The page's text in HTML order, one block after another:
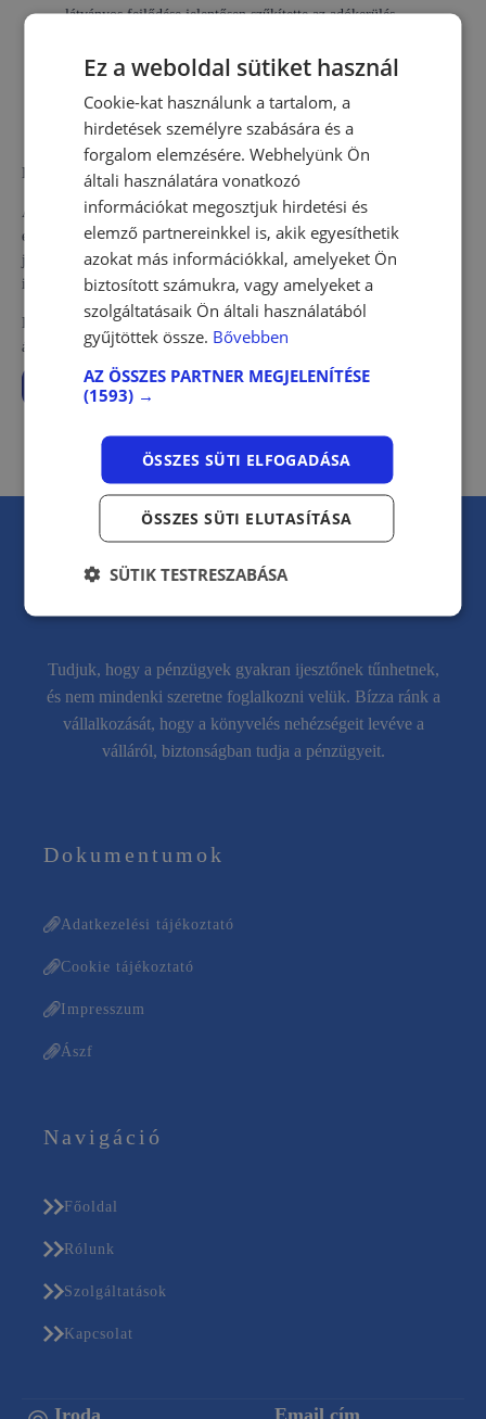
látványos fejlődése jelentősen szűkítette az adókerülés
képes a mesterséges intelligenciát is hasznosító,
kiegészített adatbázisával – akár már a hivatal épületéből,
az ügyfél felkeresése nélkül is.
Hangúlyozta Décsi Andárs, a LogikaPro Kft. tulajdonosa.
A szakember hozzátette, hogy ezzel párhuzamosan azt sem szabad
elfelejteni, hogy a szervezet ügyfélközpontú szolgáltatóvá vált, ahol a
jogkövető adózókat adminisztratív könnyítések is segítik ügyeik
intézésében.
Kérjen tőlünk ajánlatot, és mi segítünk, hogy problémamentesen
átmenjen egy NAV-os ellenőrzésen!
Ajánlatot kérek!
Tudjuk, hogy a pénzügyek gyakran ijesztőnek tűnhetnek,
és nem mindenki szeretne foglalkozni velük. Bízza ránk a
vállalkozását, hogy a könyvelés nehézségeit levéve a
válláról, biztonságban tudja a pénzügyeit.
Dokumentumok
Adatkezelési tájékoztató
Cookie tájékoztató
Impresszum
Ászf
Navigáció
Főoldal
Rólunk
Szolgáltatások
Kapcsolat
Iroda Email cím
Ez a weboldal sütiket használ
Cookie-kat használunk a tartalom, a
hirdetések személyre szabására és a
forgalom elemzésére. Webhelyünk Ön
általi használatára vonatkozó
információkat megosztjuk hirdetési és
elemző partnereinkkel is, akik egyesíthetik
azokat más információkkal, amelyeket Ön
biztosított számukra, vagy amelyeket a
szolgáltatásaik Ön általi használatából
gyűjtöttek össze. Bővebben
AZ ÖSSZES PARTNER MEGJELENÍTÉSE
(1593) →
ÖSSZES SÜTI ELFOGADÁSA
ÖSSZES SÜTI ELUTASÍTÁSA
SÜTIK TESTRESZABÁSA